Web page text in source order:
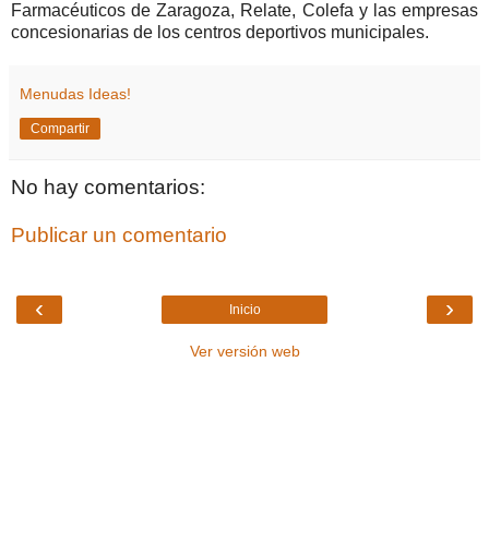
Farmacéuticos de Zaragoza, Relate, Colefa y las empresas
concesionarias de los centros deportivos municipales.
Menudas Ideas!
Compartir
No hay comentarios:
Publicar un comentario
‹ ›
Inicio
Ver versión web